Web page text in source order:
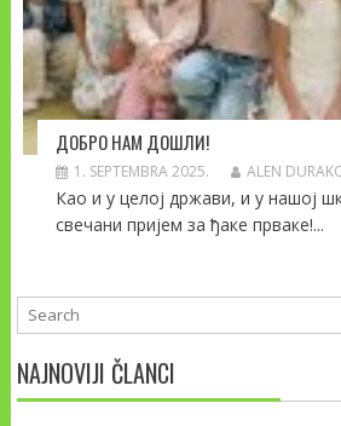
ДОБРО НАМ ДОШЛИ!
1. SEPTEMBRA 2025. ALEN
Као и у целој држави, и у нашој
свечани пријем за ђаке прваке!...
NAJNOVIJI ČLANCI